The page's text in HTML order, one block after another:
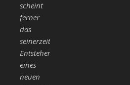
scheint
ferner
das
seinerzeitige
Entstehen
eines
neuen